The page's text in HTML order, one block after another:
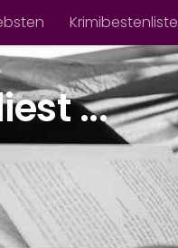
Krimibestenliste
...